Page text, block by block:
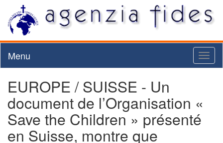
Menu
EUROPE / SUISSE - Un
document de l’Organisation «
Save the Children » présenté
en Suisse, montre que